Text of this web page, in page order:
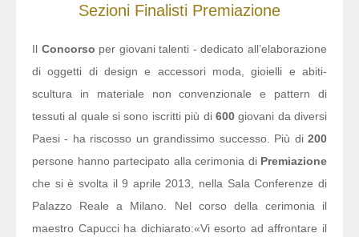
Sezioni Finalisti Premiazione
Il Concorso per giovani talenti - dedicato all’elaborazione
di oggetti di design e accessori moda, gioielli e abiti-
scultura in materiale non convenzionale e pattern di
tessuti al quale si sono iscritti più di 600giovani da diversi
Paesi - ha riscosso un grandissimo successo. Più di 200
persone hanno partecipato alla cerimonia di Premiazione
che si è svolta il 9 aprile 2013, nella Sala Conferenze di
Palazzo Reale a Milano. Nel corso della cerimonia il
maestro Capucci ha dichiarato:«Vi esorto ad affrontare il